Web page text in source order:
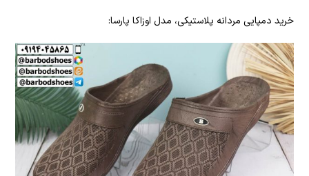
خرید دمپایی مردانه پلاستیکی، مدل اوزاکا پارسا: